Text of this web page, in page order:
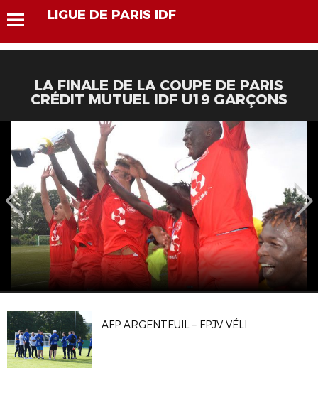
LIGUE DE PARIS IDF
LA FINALE DE LA COUPE DE PARIS
CRÉDIT MUTUEL IDF U19 GARÇONS
AFP ARGENTEUIL – FPJV VÉLIZY 1-1, 4-2 T.A.B.